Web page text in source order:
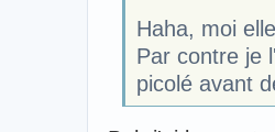
Haha, moi
Par contre je
picolé avant